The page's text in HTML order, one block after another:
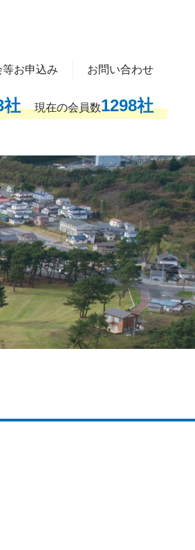
等お申込み お問い合わせ
社 現在の会員数1298社